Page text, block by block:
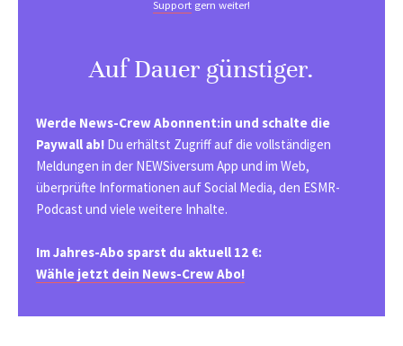
Support gern weiter!
Auf Dauer günstiger.
Werde News-Crew Abonnent:in und schalte die
Paywall ab! Du erhältst Zugriff auf die vollständigen
Meldungen in der NEWSiversum App und im Web,
überprüfte Informationen auf Social Media, den ESMR-
Podcast und viele weitere Inhalte.
Im Jahres-Abo sparst du aktuell 12 €:
Wähle jetzt dein News-Crew Abo!